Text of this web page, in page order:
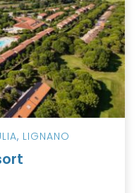
, LIGNANO